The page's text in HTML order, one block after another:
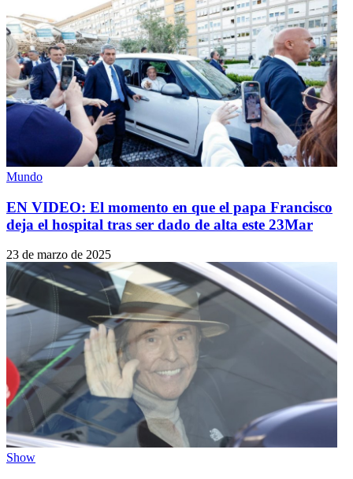
Mundo
EN VIDEO: El momento en que el papa Francisco
deja el hospital tras ser dado de alta este 23Mar
23 de marzo de 2025
Show